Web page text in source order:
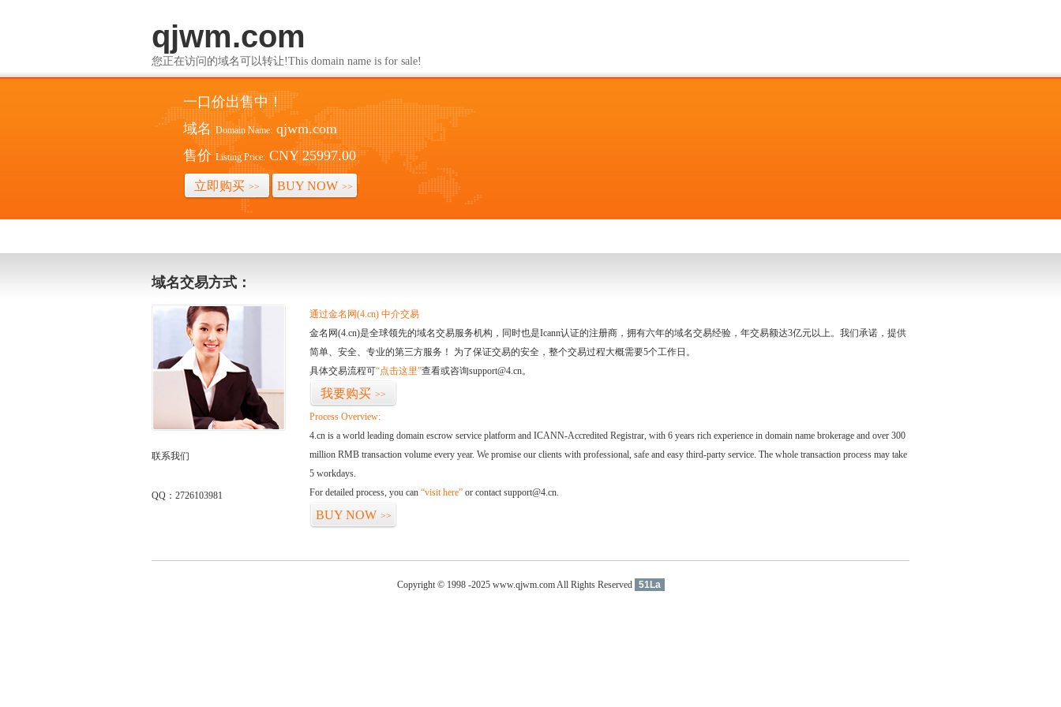
qjwm.com
您正在访问的域名可以转让!This domain name is for sale!
一口价出售中！
域名 Domain Name: qjwm.com
售价 Listing Price: CNY 25997.00
立即购买 >> BUY NOW >>
域名交易方式：
联系我们
QQ：2726103981
通过金名网(4.cn) 中介交易
金名网(4.cn)是全球领先的域名交易服务机构，同时也是Icann认证的注册商，拥有六年的域名交易经验，年交易额达3亿元以上。我们承诺，提供
简单、安全、专业的第三方服务！ 为了保证交易的安全，整个交易过程大概需要5个工作日。
具体交易流程可“点击这里”查看或咨询support@4.cn。
我要购买 >>
Process Overview:
4.cn is a world leading domain escrow service platform and ICANN-Accredited Registrar, with 6 years rich experience in domain name brokerage and over 300
million RMB transaction volume every year. We promise our clients with professional, safe and easy third-party service. The whole transaction process may take
5 workdays.
For detailed process, you can “visit here” or contact support@4.cn.
BUY NOW >>
Copyright © 1998 -2025 www.qjwm.com All Rights Reserved 51La